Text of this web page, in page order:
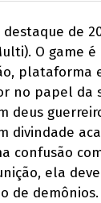
de
O game
plataforma
no papel da
deus
divindade
confusão
ela
de demônios.